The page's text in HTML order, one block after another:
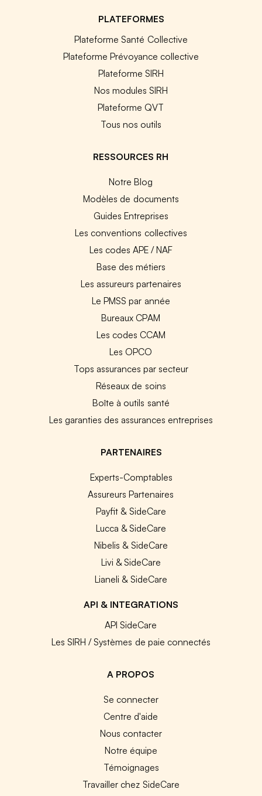
PLATEFORMES
Plateforme Santé Collective
Plateforme Prévoyance collective
Plateforme SIRH
Nos modules SIRH
Plateforme QVT
Tous nos outils
RESSOURCES RH
Notre Blog
Modèles de documents
Guides Entreprises
Les conventions collectives
Les codes APE / NAF
Base des métiers
Les assureurs partenaires
Le PMSS par année
Bureaux CPAM
Les codes CCAM
Les OPCO
Tops assurances par secteur
Réseaux de soins
Boîte à outils santé
Les garanties des assurances entreprises
PARTENAIRES
Experts-Comptables
Assureurs Partenaires
Payfit & SideCare
Lucca & SideCare
Nibelis & SideCare
Livi & SideCare
Lianeli & SideCare
API & INTEGRATIONS
API SideCare
Les SIRH / Systèmes de paie connectés
A PROPOS
Se connecter
Centre d'aide
Nous contacter
Notre équipe
Témoignages
Travailler chez SideCare